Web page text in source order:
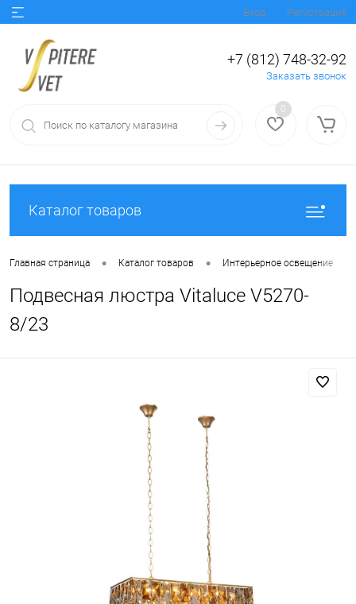
Вход Регистрация
+7 (812) 748-32-92
Заказать звонок
0
Каталог товаров
Главная страница • Каталог товаров • Интерьерное освещение
Подвесная люстра Vitaluce V5270-
8/23